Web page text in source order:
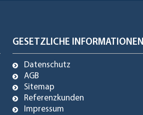
GESETZLICHE INFORMATIONEN
Datenschutz
AGB
Sitemap
Referenzkunden
Impressum